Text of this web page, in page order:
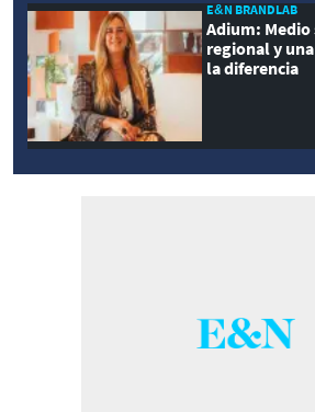
E&N BRANDLAB
Adium:
regional y
la diferencia